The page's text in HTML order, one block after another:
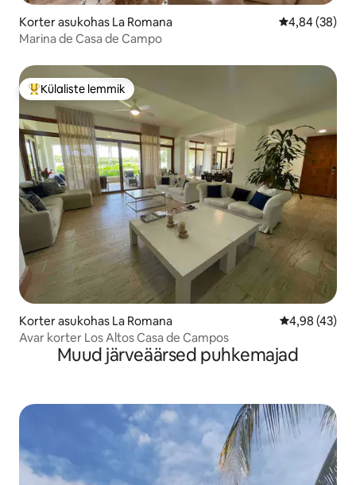
Korter asukohas La Romana Keskmine
4,84 (38)
Marina de Casa de Campo
Külaliste suur lemmik
Külaliste lemmik
Korter asukohas La Romana Keskmine
4,98 (43)
Avar korter Los Altos Casa de Campos
Muud järveäärsed puhkemajad